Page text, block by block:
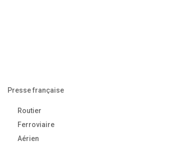
Presse française
Routier
Ferroviaire
Aérien